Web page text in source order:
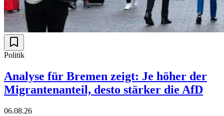
Politik
Analyse für Bremen zeigt: Je höher der
Migrantenanteil, desto stärker die AfD
06.08.26